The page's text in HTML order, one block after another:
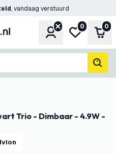
, vandaag verstuurd
Account
Mijn
0 0